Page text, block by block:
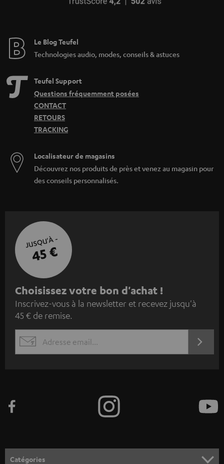
Le Blog Teufel
Technologies audio, modes, conseils & astuces
Teufel Support
Questions fréquemment posées
CONTACT
RETOURS
TRACKING
Localisateur de magasins
Découvrez nos produits de près et venez au magasin pour
des conseils personnalisés.
JUSQU'À -
45 €
I
n
s
c
z
o
Choisissez votre bon d'achat !
Inscrivez-vous à la newsletter et recevez jusqu'à
45 € de remise.
EMAIL
Catégories